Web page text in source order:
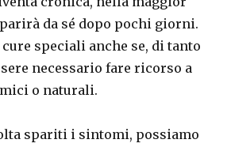
da sé dopo pochi giorni.
speciali anche se, di tanto
necessario fare ricorso a
o naturali.
spariti i sintomi, possiamo